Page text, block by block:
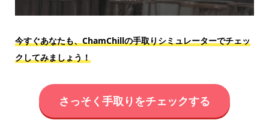
今すぐあなたも、ChamChillの手取りシミュレーターでチェッ
クしてみましょう！
さっそく手取りをチェックする